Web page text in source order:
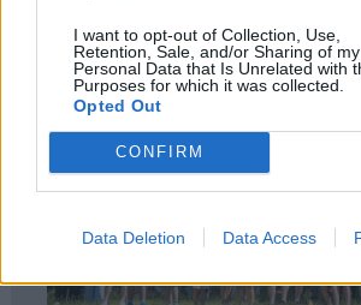
I want to opt-out of Collection, Use,
Retention, Sale, and/or Sharing of my
Personal Data that Is Unrelated with
Purposes for which it was collected.
Opted Out
CONFIRM
Data Deletion Data Access
Relikwie św. Teresy z Lisieux
w ogólnopolskiej
AKTYWNA PARAFIA